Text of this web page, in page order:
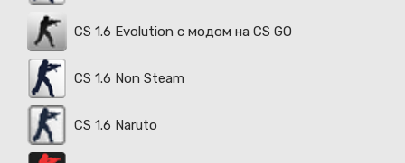
CS 1.6 Evolution с модом на CS GO
CS 1.6 Non Steam
CS 1.6 Naruto